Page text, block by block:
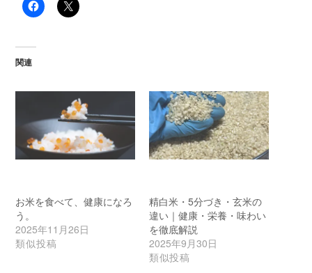
関連
お米を食べて、健康になろ
う。
2025年11月26日
類似投稿
精白米・5分づき・玄米の
違い｜健康・栄養・味わい
を徹底解説
2025年9月30日
類似投稿